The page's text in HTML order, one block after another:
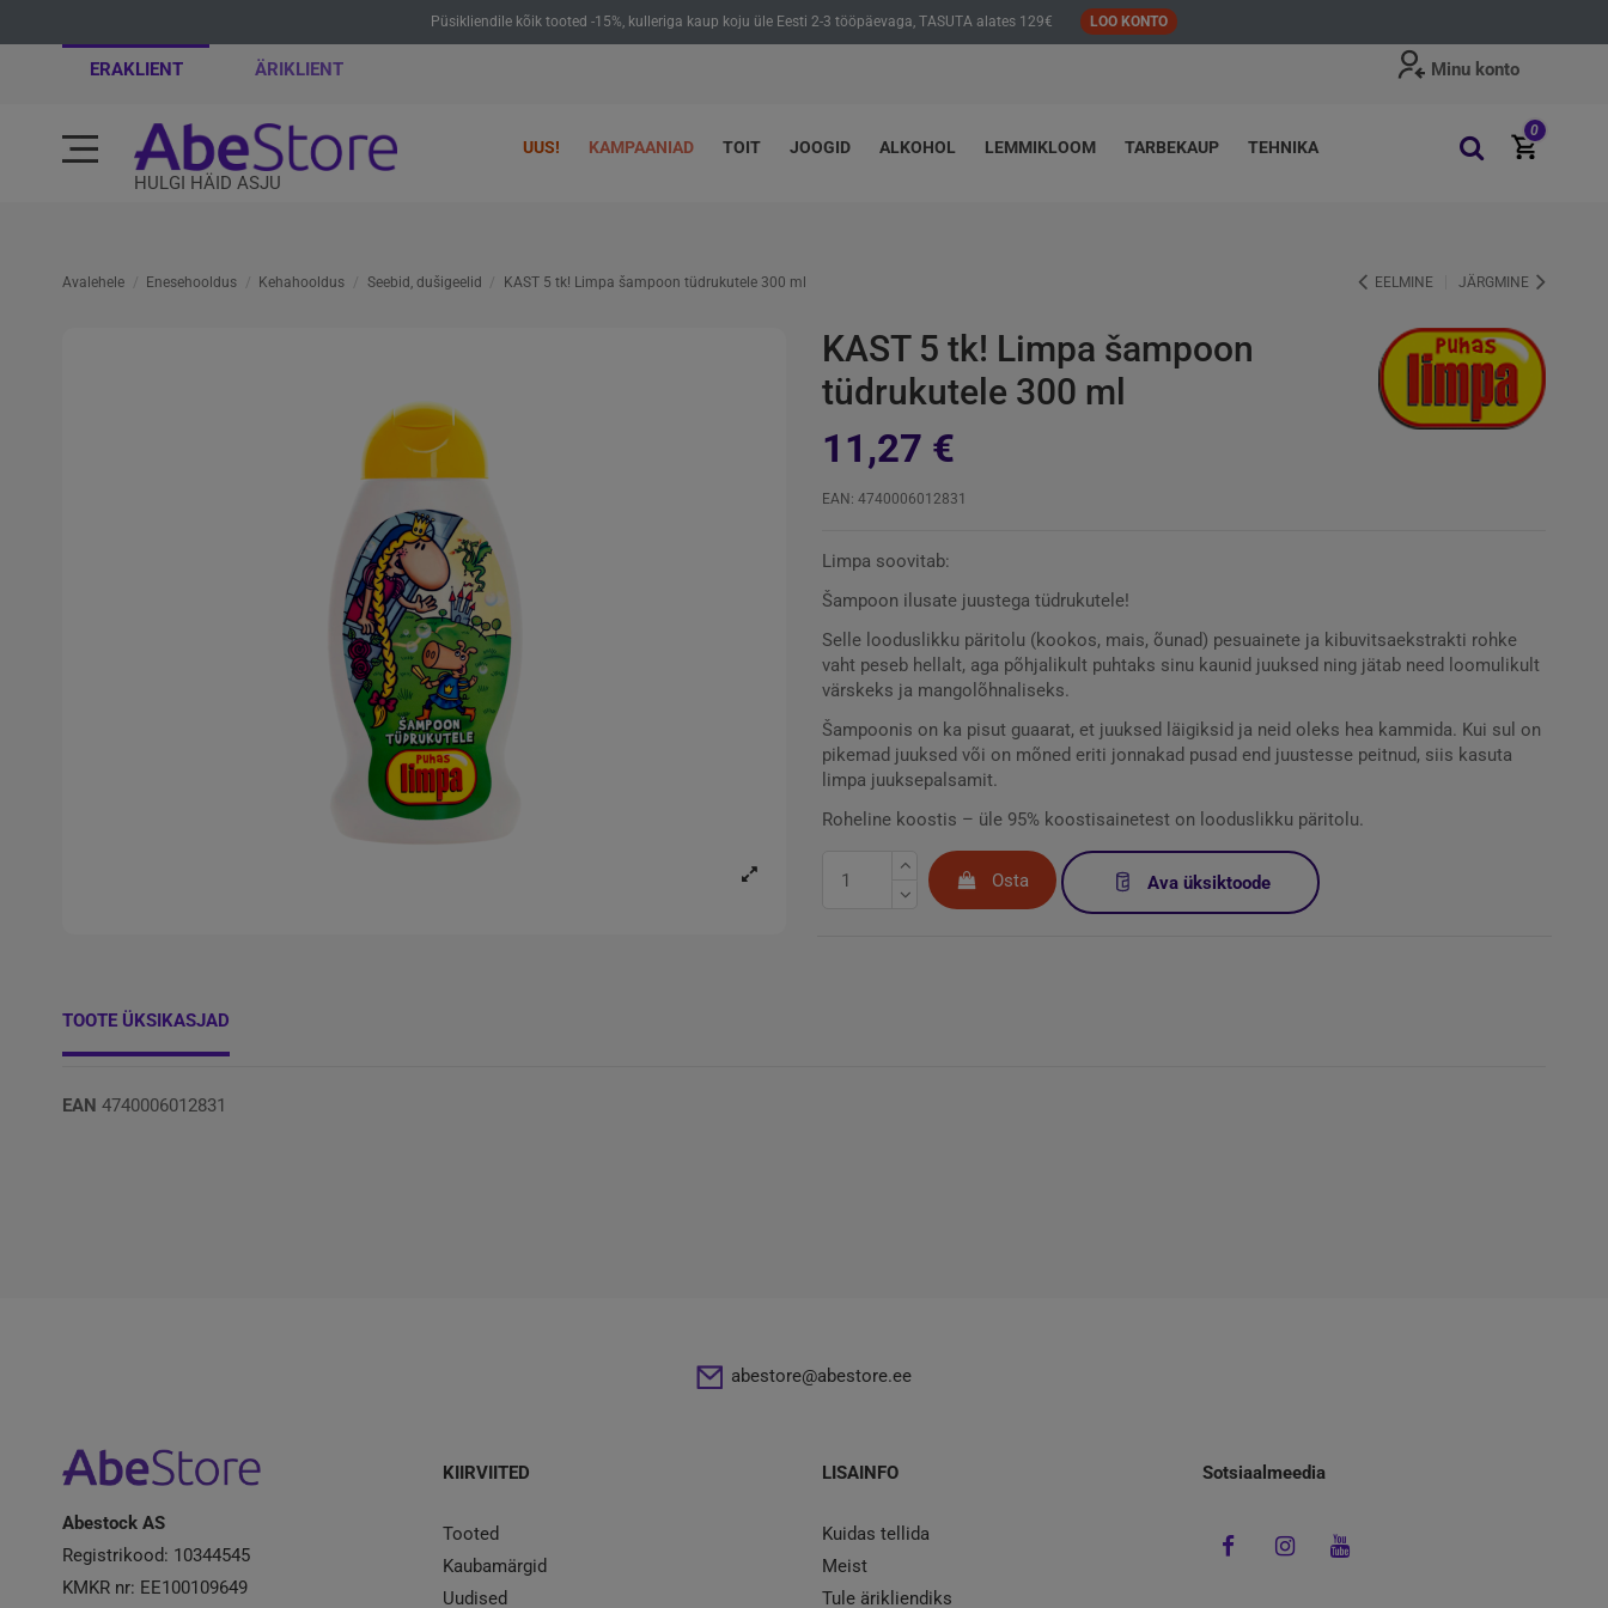
Püsikliendile kõik tooted -15%, kulleriga kaup koju üle Eesti 2-3 tööpäevaga, TASUTA alates 129€ LOO KONTO
ERAKLIENT ÄRIKLIENT Minu konto
HULGI HÄID ASJU
UUS! KAMPAANIAD TOIT JOOGID ALKOHOL LEMMIKLOOM TARBEKAUP TEHNIKA
0
Avalehele Enesehooldus Kehahooldus Seebid, dušigeelid KAST 5 tk! Limpa šampoon tüdrukutele 300 ml EELMINE JÄRGMINE
KAST 5 tk! Limpa šampoon
tüdrukutele 300 ml
11,27 €
EAN: 4740006012831
Limpa soovitab:
Šampoon ilusate juustega tüdrukutele!
Selle looduslikku päritolu (kookos, mais, õunad) pesuainete ja kibuvitsaekstrakti rohke
vaht peseb hellalt, aga põhjalikult puhtaks sinu kaunid juuksed ning jätab need loomulikult
värskeks ja mangolõhnaliseks.
Šampoonis on ka pisut guaarat, et juuksed läigiksid ja neid oleks hea kammida. Kui sul on
pikemad juuksed või on mõned eriti jonnakad pusad end juustesse peitnud, siis kasuta
limpa juuksepalsamit.
Roheline koostis – üle 95% koostisainetest on looduslikku päritolu.
Osta Ava üksiktoode
TOOTE ÜKSIKASJAD
EAN 4740006012831
abestore@abestore.ee
Abestock AS
Registrikood: 10344545
KMKR nr: EE100109649
KIIRVIITED
Tooted
Kaubamärgid
Uudised
LISAINFO
Kuidas tellida
Meist
Tule ärikliendiks
Sotsiaalmeedia